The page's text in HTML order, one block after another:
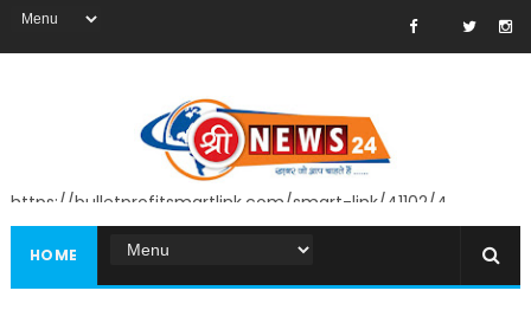
https://bulletprofitsmartlink.com/smart-link/41102/4
HOME